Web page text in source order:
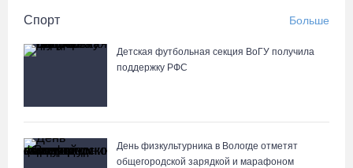
Спорт Больше
Детская футбольная секция ВоГУ получила
поддержку РФС
День физкультурника в Вологде отметят
общегородской зарядкой и марафоном